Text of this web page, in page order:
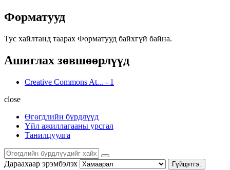
Форматууд
Тус хайлтанд таарах Форматууд байхгүй байна.
Ашиглах зөвшөөрлүүд
Creative Commons At... - 1
close
Өгөгдлийн бүрдлүүд
Үйл ажиллагааны урсгал
Танилцуулга
Дараахаар эрэмбэлэх Гүйцэтгэ.